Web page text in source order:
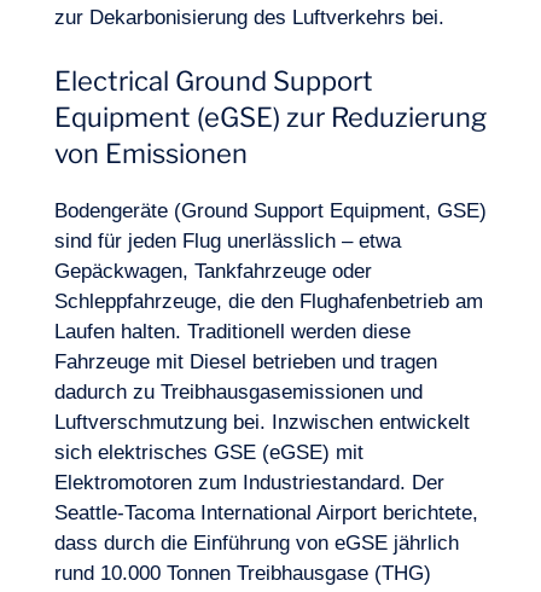
zur Dekarbonisierung des Luftverkehrs bei.
Electrical Ground Support
Equipment (eGSE) zur Reduzierung
von Emissionen
Bodengeräte (Ground Support Equipment, GSE)
sind für jeden Flug unerlässlich – etwa
Gepäckwagen, Tankfahrzeuge oder
Schleppfahrzeuge, die den Flughafenbetrieb am
Laufen halten. Traditionell werden diese
Fahrzeuge mit Diesel betrieben und tragen
dadurch zu Treibhausgasemissionen und
Luftverschmutzung bei. Inzwischen entwickelt
sich elektrisches GSE (eGSE) mit
Elektromotoren zum Industriestandard. Der
Seattle-Tacoma International Airport berichtete,
dass durch die Einführung von eGSE jährlich
rund 10.000 Tonnen Treibhausgase (THG)